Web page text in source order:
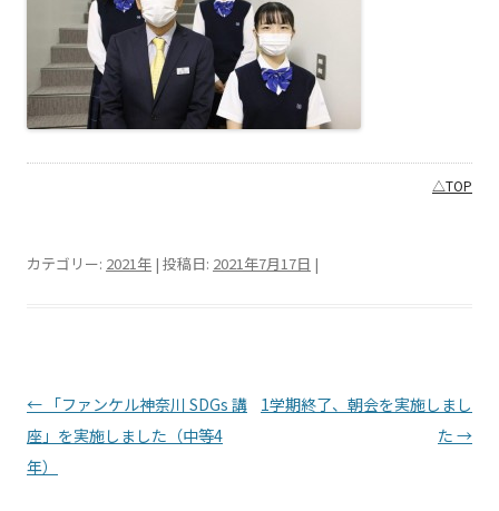
△TOP
カテゴリー: 2021年 | 投稿日: 2021年7月17日 |
投稿ナビゲーション
← 「ファンケル神奈川 SDGs 講
座」を実施しました（中等4
年）
1学期終了、朝会を実施しまし
た →